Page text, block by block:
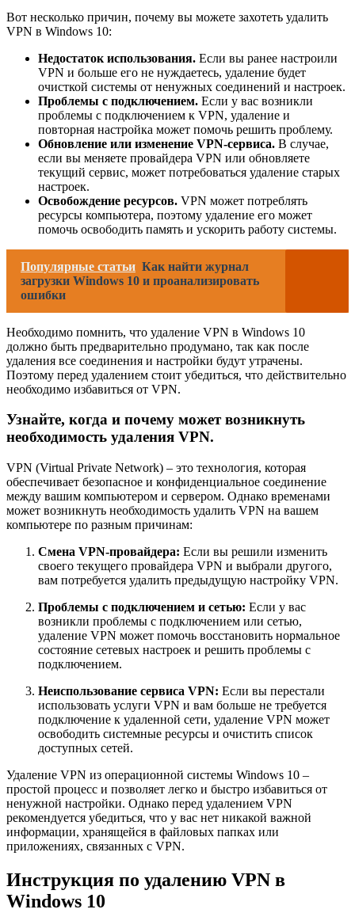
Вот несколько причин, почему вы можете захотеть удалить
VPN в Windows 10:
Недостаток использования. Если вы ранее настроили
VPN и больше его не нуждаетесь, удаление будет
очисткой системы от ненужных соединений и настроек.
Проблемы с подключением. Если у вас возникли
проблемы с подключением к VPN, удаление и
повторная настройка может помочь решить проблему.
Обновление или изменение VPN-сервиса. В случае,
если вы меняете провайдера VPN или обновляете
текущий сервис, может потребоваться удаление старых
настроек.
Освобождение ресурсов. VPN может потреблять
ресурсы компьютера, поэтому удаление его может
помочь освободить память и ускорить работу системы.
Популярные статьи Как найти журнал
загрузки Windows 10 и проанализировать
ошибки
Необходимо помнить, что удаление VPN в Windows 10
должно быть предварительно продумано, так как после
удаления все соединения и настройки будут утрачены.
Поэтому перед удалением стоит убедиться, что действительно
необходимо избавиться от VPN.
Узнайте, когда и почему может возникнуть
необходимость удаления VPN.
VPN (Virtual Private Network) – это технология, которая
обеспечивает безопасное и конфиденциальное соединение
между вашим компьютером и сервером. Однако временами
может возникнуть необходимость удалить VPN на вашем
компьютере по разным причинам:
Смена VPN-провайдера: Если вы решили изменить
своего текущего провайдера VPN и выбрали другого,
вам потребуется удалить предыдущую настройку VPN.
Проблемы с подключением и сетью: Если у вас
возникли проблемы с подключением или сетью,
удаление VPN может помочь восстановить нормальное
состояние сетевых настроек и решить проблемы с
подключением.
Неиспользование сервиса VPN: Если вы перестали
использовать услуги VPN и вам больше не требуется
подключение к удаленной сети, удаление VPN может
освободить системные ресурсы и очистить список
доступных сетей.
Удаление VPN из операционной системы Windows 10 –
простой процесс и позволяет легко и быстро избавиться от
ненужной настройки. Однако перед удалением VPN
рекомендуется убедиться, что у вас нет никакой важной
информации, хранящейся в файловых папках или
приложениях, связанных с VPN.
Инструкция по удалению VPN в
Windows 10